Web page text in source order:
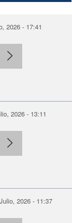
2026 - 17:41
2026 - 13:11
2026 - 11:37